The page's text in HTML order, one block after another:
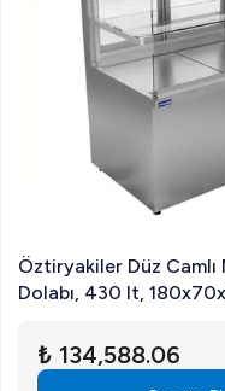
Öztiryakiler Düz
Dolabı, 430 lt,
₺ 134,588.06